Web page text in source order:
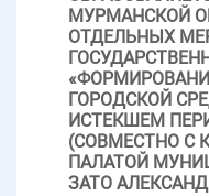
МУРМАНСКОЙ
ОТДЕЛЬНЫХ
ГОРОДСКОЙ
ИСТЕКШЕМ
(СОВМЕСТНО С
ПАЛАТОЙ
ЗАТО